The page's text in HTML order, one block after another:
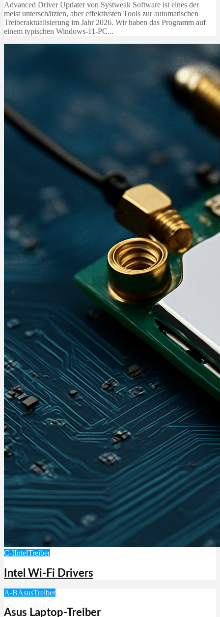
Advanced Driver Updater von Systweak Software ist eines der
meist unterschätzten, aber effektivsten Tools zur automatischen
Treiberaktualisierung im Jahr 2026. Wir haben das Programm auf
einem typischen Windows‑11‑PC...
C-IIntelTreiber
Intel Wi-Fi Drivers
A-BAsusTreiber
Asus Laptop-Treiber